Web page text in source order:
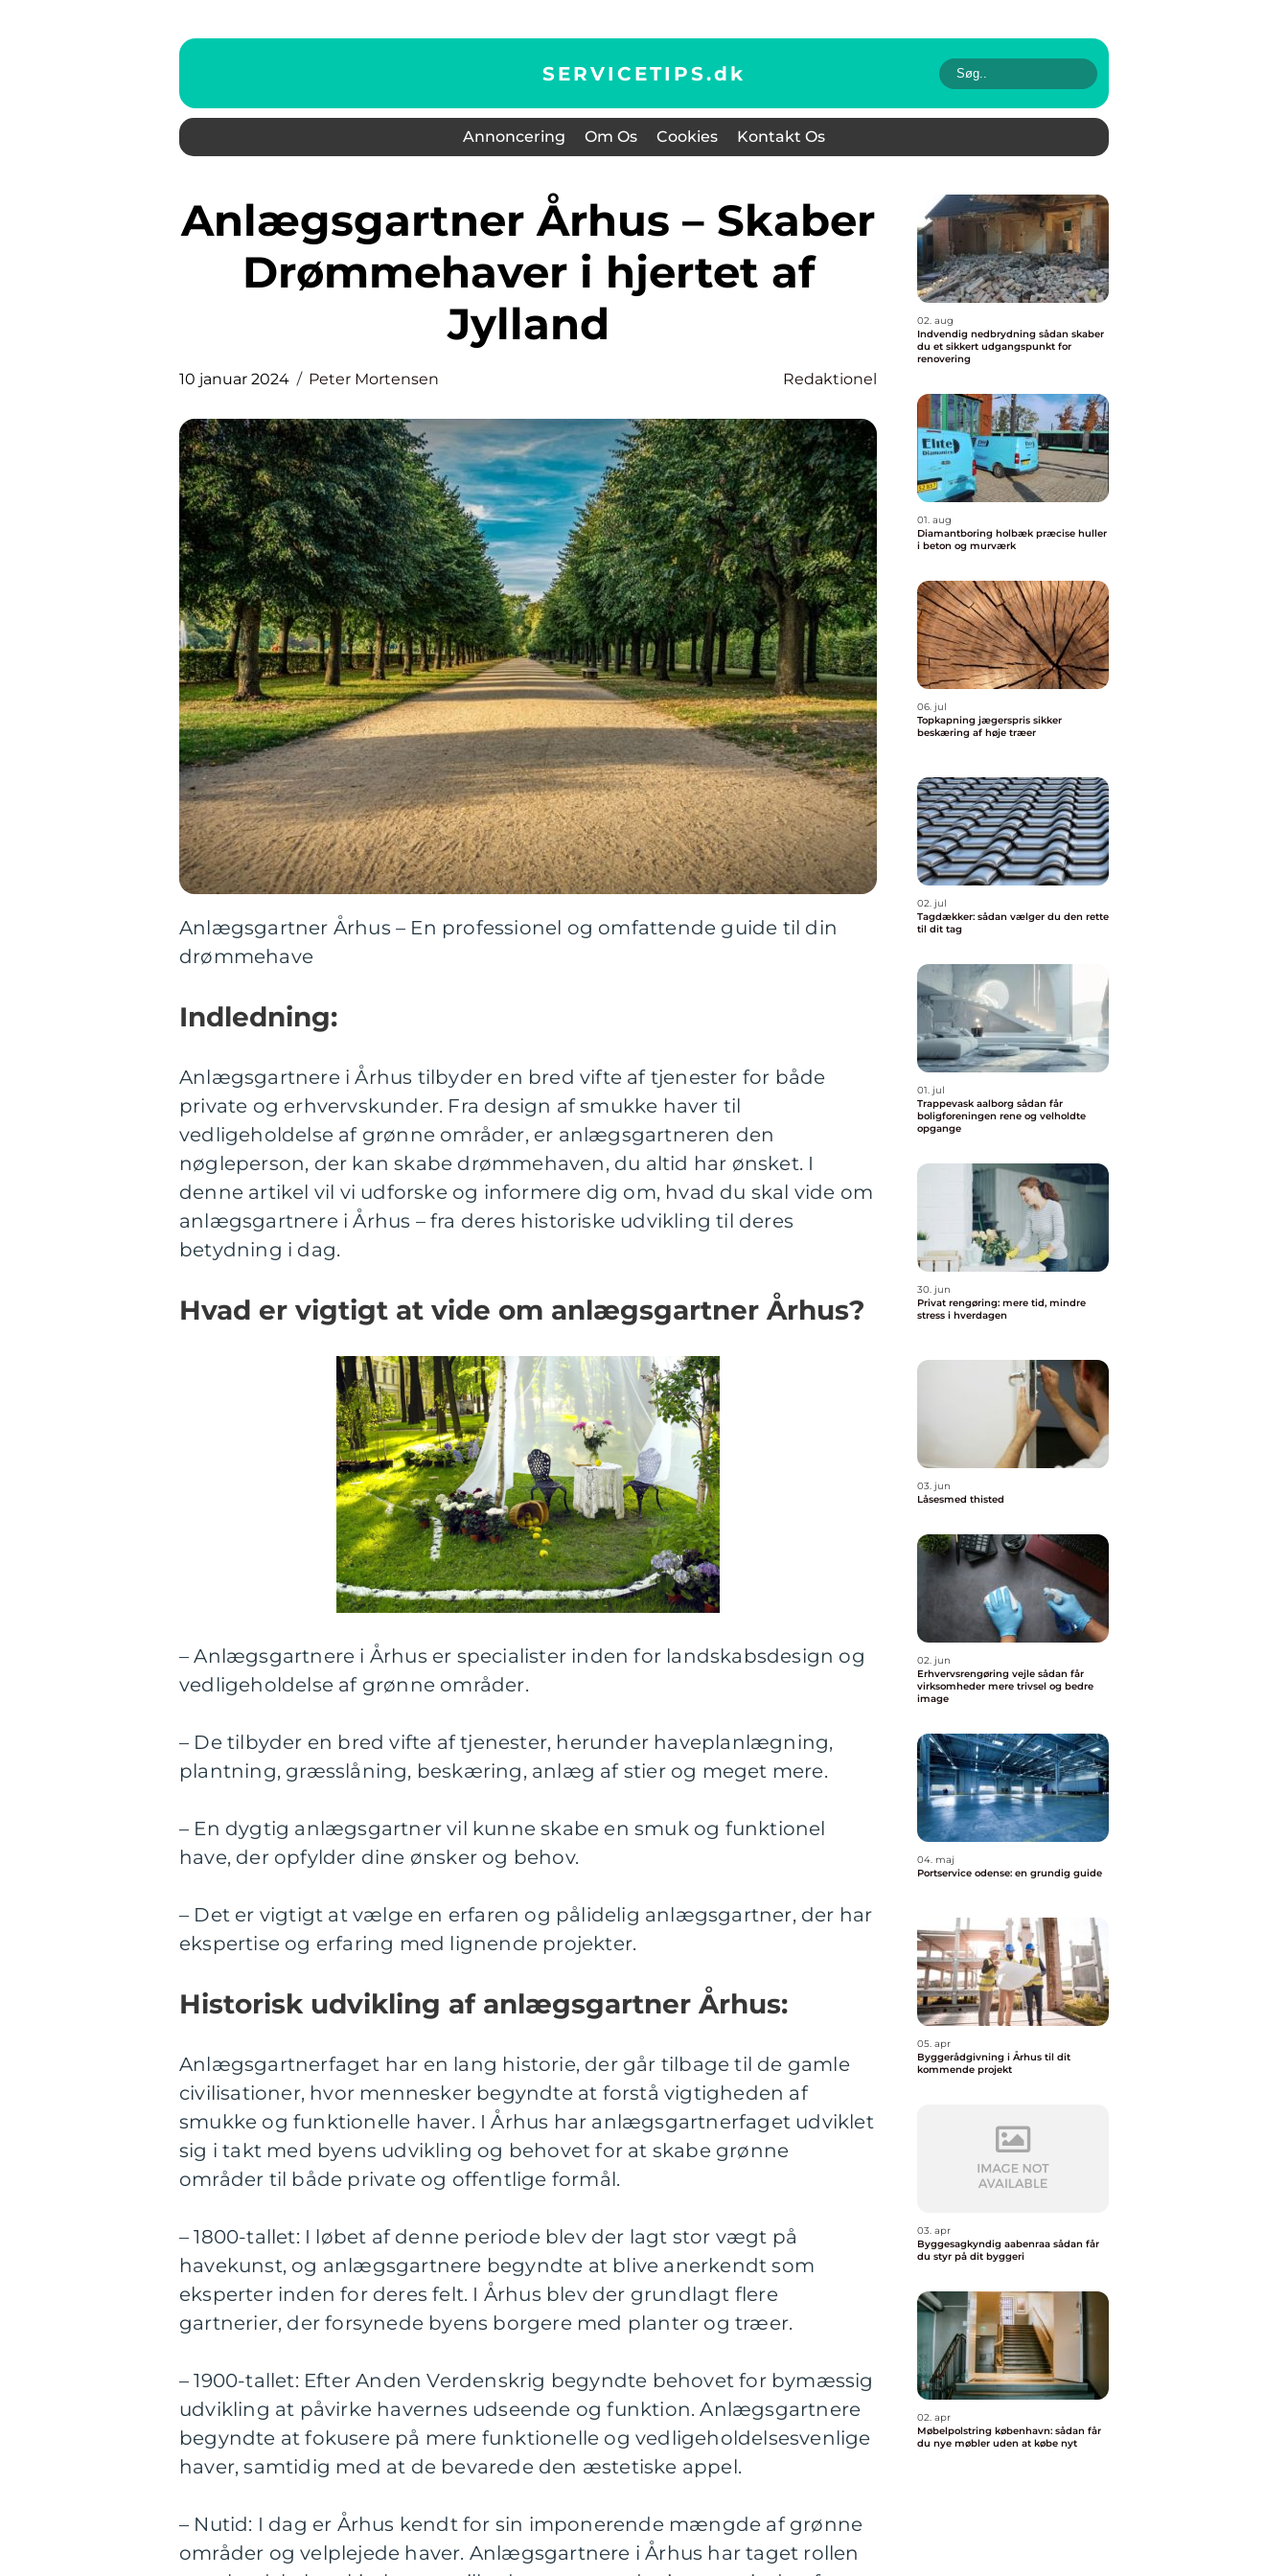
SERVICETIPS.dk
Annoncering Om Os Cookies Kontakt Os
Anlægsgartner Århus – Skaber
Drømmehaver i hjertet af
Jylland
10 januar 2024 Peter Mortensen Redaktionel
Anlægsgartner Århus – En professionel og omfattende guide til din
drømmehave
Indledning:
Anlægsgartnere i Århus tilbyder en bred vifte af tjenester for både
private og erhvervskunder. Fra design af smukke haver til
vedligeholdelse af grønne områder, er anlægsgartneren den
nøgleperson, der kan skabe drømmehaven, du altid har ønsket. I
denne artikel vil vi udforske og informere dig om, hvad du skal vide om
anlægsgartnere i Århus – fra deres historiske udvikling til deres
betydning i dag.
Hvad er vigtigt at vide om anlægsgartner Århus?
– Anlægsgartnere i Århus er specialister inden for landskabsdesign og
vedligeholdelse af grønne områder.
– De tilbyder en bred vifte af tjenester, herunder haveplanlægning,
plantning, græsslåning, beskæring, anlæg af stier og meget mere.
– En dygtig anlægsgartner vil kunne skabe en smuk og funktionel
have, der opfylder dine ønsker og behov.
– Det er vigtigt at vælge en erfaren og pålidelig anlægsgartner, der har
ekspertise og erfaring med lignende projekter.
Historisk udvikling af anlægsgartner Århus:
Anlægsgartnerfaget har en lang historie, der går tilbage til de gamle
civilisationer, hvor mennesker begyndte at forstå vigtigheden af
smukke og funktionelle haver. I Århus har anlægsgartnerfaget udviklet
sig i takt med byens udvikling og behovet for at skabe grønne
områder til både private og offentlige formål.
– 1800-tallet: I løbet af denne periode blev der lagt stor vægt på
havekunst, og anlægsgartnere begyndte at blive anerkendt som
eksperter inden for deres felt. I Århus blev der grundlagt flere
gartnerier, der forsynede byens borgere med planter og træer.
– 1900-tallet: Efter Anden Verdenskrig begyndte behovet for bymæssig
udvikling at påvirke havernes udseende og funktion. Anlægsgartnere
begyndte at fokusere på mere funktionelle og vedligeholdelsesvenlige
haver, samtidig med at de bevarede den æstetiske appel.
– Nutid: I dag er Århus kendt for sin imponerende mængde af grønne
områder og velplejede haver. Anlægsgartnere i Århus har taget rollen
02. aug
Indvendig nedbrydning sådan skaber
du et sikkert udgangspunkt for
renovering
01. aug
Diamantboring holbæk præcise huller
i beton og murværk
06. jul
Topkapning jægerspris sikker
beskæring af høje træer
02. jul
Tagdækker: sådan vælger du den rette
til dit tag
01. jul
Trappevask aalborg sådan får
boligforeningen rene og velholdte
opgange
30. jun
Privat rengøring: mere tid, mindre
stress i hverdagen
03. jun
Låsesmed thisted
02. jun
Erhvervsrengøring vejle sådan får
virksomheder mere trivsel og bedre
image
04. maj
Portservice odense: en grundig guide
05. apr
Byggerådgivning i Århus til dit
kommende projekt
03. apr
Byggesagkyndig aabenraa sådan får
du styr på dit byggeri
02. apr
Møbelpolstring københavn: sådan får
du nye møbler uden at købe nyt